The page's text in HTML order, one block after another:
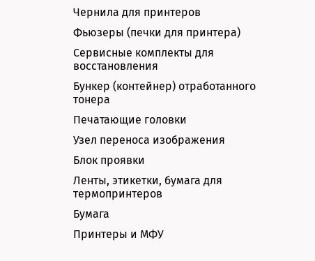
Чернила для принтеров
Фьюзеры (печки для принтера)
Сервисные комплекты для
восстановления
Бункер (контейнер) отработанного
тонера
Печатающие головки
Узел переноса изображения
Блок проявки
Ленты, этикетки, бумага для
термопринтеров
Бумага
Принтеры и МФУ